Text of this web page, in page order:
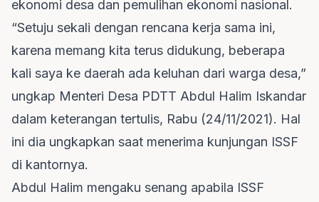
ekonomi desa dan pemulihan ekonomi nasional.
“Setuju sekali dengan rencana kerja sama ini,
karena memang kita terus didukung, beberapa
kali saya ke daerah ada keluhan dari warga desa,”
ungkap Menteri Desa PDTT Abdul Halim Iskandar
dalam keterangan tertulis, Rabu (24/11/2021). Hal
ini dia ungkapkan saat menerima kunjungan ISSF
di kantornya.
Abdul Halim mengaku senang apabila ISSF